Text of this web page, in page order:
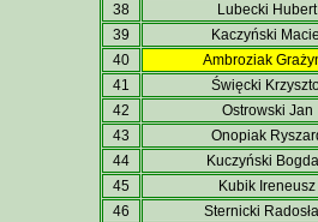
38
Lubecki Hubert
39
Kaczyński
40
Ambroziak
41
Święcki
42
Ostrowski Jan
43
Onopiak
44
Kuczyński
45
Kubik Ireneusz
46
Sternicki